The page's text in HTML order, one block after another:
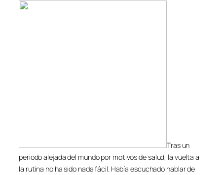
Tras un
periodo alejada del mundo por motivos de salud, la vuelta a
la rutina no ha sido nada fácil. Había escuchado hablar de